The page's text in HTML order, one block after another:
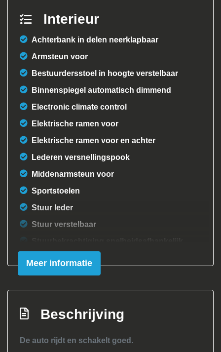
Interieur
Achterbank in delen neerklapbaar
Armsteun voor
Bestuurdersstoel in hoogte verstelbaar
Binnenspiegel automatisch dimmend
Electronic climate control
Elektrische ramen voor
Elektrische ramen voor en achter
Lederen versnellingspook
Middenarmsteun voor
Sportstoelen
Stuur leder
Stuur verstelbaar
Exterieur
Buitenspiegels elektrisch inklapbaar
verwarmbaar
Meer informatie
Beschrijving
De auto rijdt en schakelt goed.